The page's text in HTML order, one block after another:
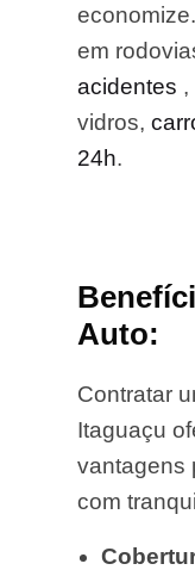
em
acidentes ,
vidros,
24h.
Auto:
Contratar
Itaguaçu
vantagens
com